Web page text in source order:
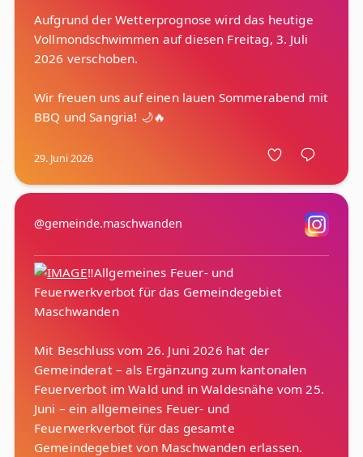
Aufgrund der Wetterprognose wird das heutige
Vollmondschwimmen auf diesen Freitag, 3. Juli
2026 verschoben.
Wir freuen uns auf einen lauen Sommerabend mit
29. Juni 2026
@gemeinde.maschwanden
‼️Allgemeines Feuer- und
Feuerwerkverbot für das Gemeindegebiet
Maschwanden
Mit Beschluss vom 26. Juni 2026 hat der
Gemeinderat – als Ergänzung zum kantonalen
Feuerverbot im Wald und in Waldesnähe vom 25.
Juni – ein allgemeines Feuer- und
Feuerwerkverbot für das gesamte
Gemeindegebiet von Maschwanden erlassen.